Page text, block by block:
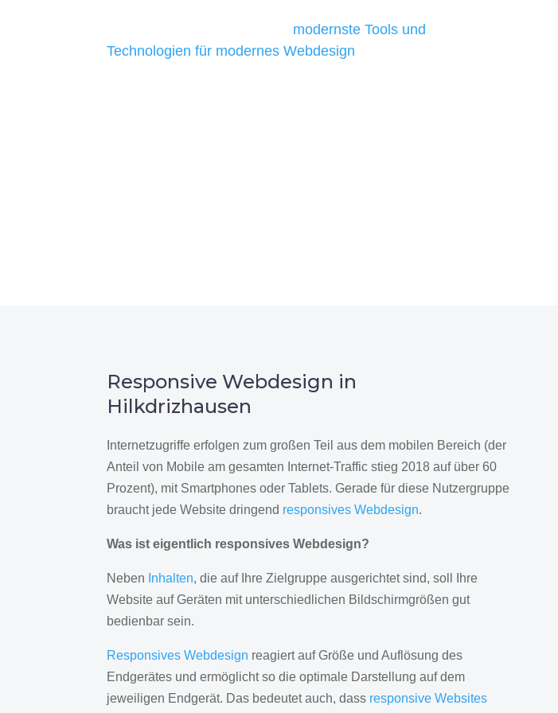
modernste Tools und
Technologien für modernes Webdesign
Responsive Webdesign in
Hilkdrizhausen
Internetzugriffe erfolgen zum großen Teil aus dem mobilen Bereich (der
Anteil von Mobile am gesamten Internet-Traffic stieg 2018 auf über 60
Prozent), mit Smartphones oder Tablets. Gerade für diese Nutzergruppe
braucht jede Website dringend responsives Webdesign.
Was ist eigentlich responsives Webdesign?
Neben Inhalten, die auf Ihre Zielgruppe ausgerichtet sind, soll Ihre
Website auf Geräten mit unterschiedlichen Bildschirmgrößen gut
bedienbar sein.
Responsives Webdesign reagiert auf Größe und Auflösung des
Endgerätes und ermöglicht so die optimale Darstellung auf dem
jeweiligen Endgerät. Das bedeutet auch, dass responsive Websites